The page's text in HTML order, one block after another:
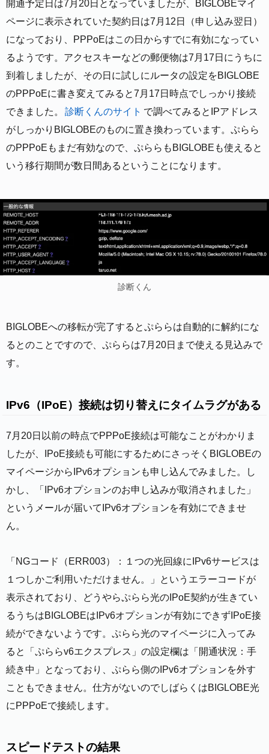
開通予定日は7月20日となっていましたが、BIGLOBEマイ
ページに表示されていた契約日は7月12日（申し込み翌日）
になっており、PPPoEはこの日からすでに有効になってい
るようです。アクセスキーなどの郵便物は7月17日にうちに
到着しましたが、その日に試しにルータの設定をBIGLOBE
のPPPoEに書き変えてみると7月17日時点でしっかり接続
できました。
診断くんのサイト で調べてみるとIPアドレス
がしっかりBIGLOBEのものに置き換わっています。ぷらら
のPPPoEもまだ有効なので、ぷららもBIGLOBEも使えると
いう移行期間が数日間あるということになります。
診断くん
BIGLOBEへの移転が完了するとぷららは自動的に解約にな
るとのことですので、ぷららは7月20日まで使える見込みで
す。
IPv6（IPoE）接続は切り替えにタイムラグがある
7月20日以前の時点でPPPoE接続は可能なことがわかりま
したが、IPoE接続も可能にするためにさっそくBIGLOBEの
マイページからIPv6オプションも申し込んでみました。し
かし、「IPv6オプションのお申し込みが取消されました」
というメールが届いてIPv6オプションを有効にできませ
ん。
「NGコード（ERR003）：１つの光回線にIPv6サービスは
１つしかご利用いただけません。」というエラーコードが
表示されており、どうやらぷらら光のIPoE契約が生きてい
るうちはBIGLOBEはIPv6オプションが有効にできずIPoE接
続ができないようです。ぷらら光のマイページに入ってみ
ると「ぷららv6エクスプレス」の設定欄は「開通状況：手
続き中」となっており、ぷらら側のIPv6オプションを外す
こともできません。仕方がないのでしばらくはBIGLOBE光
にPPPoEで接続します。
スピードテストの結果